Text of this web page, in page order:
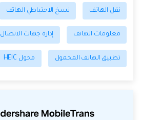
نقل الهاتف نسخ الاحتياطي الهاتف
معلومات الهاتف إدارة جهات الاتصال
تطبيق الهاتف المحمول محول HEIC